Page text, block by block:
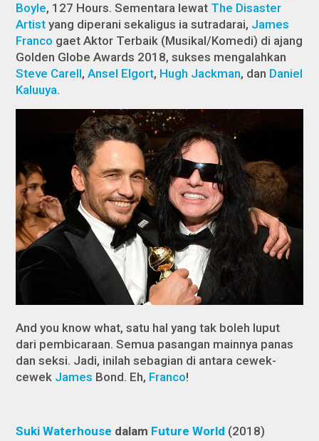
Boyle, 127 Hours. Sementara lewat The Disaster
Artist yang diperani sekaligus ia sutradarai, James
Franco gaet Aktor Terbaik (Musikal/Komedi) di ajang
Golden Globe Awards 2018, sukses mengalahkan
Steve Carell,Ansel Elgort, Hugh Jackman, dan Daniel
Kaluuya.
And you know what, satu hal yang tak boleh luput
dari pembicaraan. Semua pasangan mainnya panas
dan seksi. Jadi, inilah sebagian di antara cewek-
cewek James Bond. Eh, Franco!
Suki Waterhouse dalam Future World (2018)